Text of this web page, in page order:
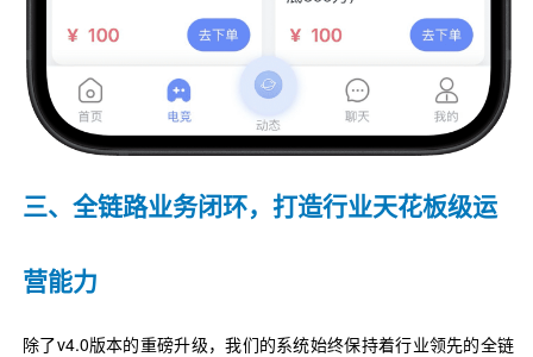
三、全链路业务闭环，打造行业天花板级运
营能力
除了v4.0版本的重磅升级，我们的系统始终保持着行业领先的全链